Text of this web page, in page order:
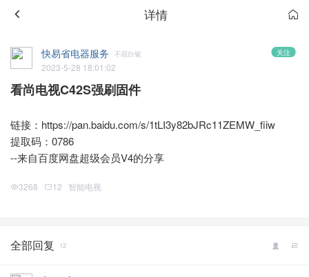
详情
关注
快易省电器服务 不屈白银
2023-5-28 18:01:02
看尚电视C42S强刷固件
链接： https://pan.baidu.com/s/1tLI3y82bJRc11ZEMW_fiiw
提取码：0786
--来自百度网盘超级会员V4的分享
3268 12 智能电视
全部回复 12